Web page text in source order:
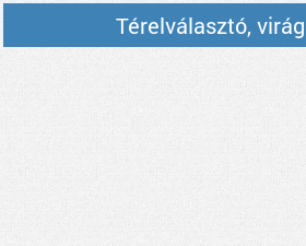
Térelválasztó,